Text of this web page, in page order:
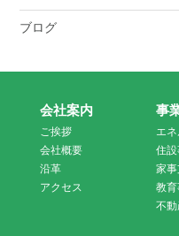
ブログ
会社案内
ご挨拶
会社概要
沿革
アクセス
事
エ
住
家
教
不